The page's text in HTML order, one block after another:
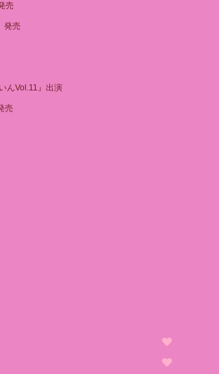
売
発売
んVol.11』出演
売